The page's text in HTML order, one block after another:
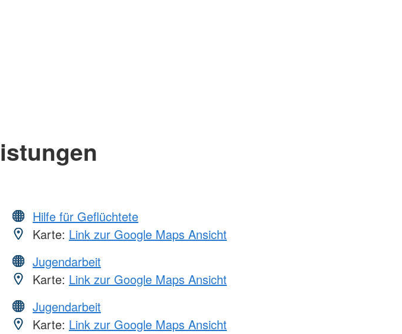
Hilfe für Geflüchtete
Karte: Link zur Google Maps Ansicht
Jugendarbeit
Karte: Link zur Google Maps Ansicht
Jugendarbeit
Karte: Link zur Google Maps Ansicht